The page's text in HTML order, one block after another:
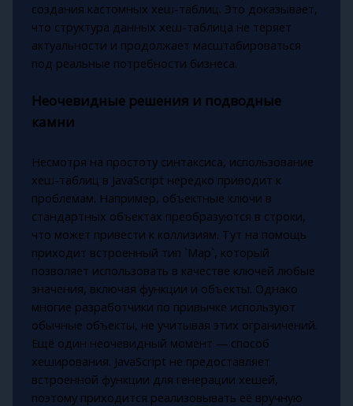
создания кастомных хеш-таблиц. Это доказывает,
что структура данных хеш-таблица не теряет
актуальности и продолжает масштабироваться
под реальные потребности бизнеса.
Неочевидные решения и подводные
камни
Несмотря на простоту синтаксиса, использование
хеш-таблиц в JavaScript нередко приводит к
проблемам. Например, объектные ключи в
стандартных объектах преобразуются в строки,
что может привести к коллизиям. Тут на помощь
приходит встроенный тип `Map`, который
позволяет использовать в качестве ключей любые
значения, включая функции и объекты. Однако
многие разработчики по привычке используют
обычные объекты, не учитывая этих ограничений.
Ещё один неочевидный момент — способ
хеширования. JavaScript не предоставляет
встроенной функции для генерации хешей,
поэтому приходится реализовывать её вручную